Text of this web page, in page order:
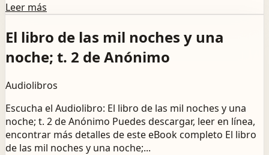
Leer más
El libro de las mil noches y una
noche; t. 2 de Anónimo
Audiolibros
Escucha el Audiolibro: El libro de las mil noches y una
noche; t. 2 de Anónimo Puedes descargar, leer en línea,
encontrar más detalles de este eBook completo El libro
de las mil noches y una noche;...